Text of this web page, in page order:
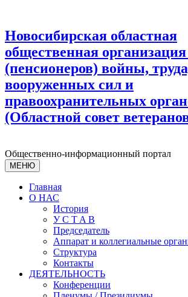
Новосибирская областная
общественная
(пенсионеров) войны,
вооруженных сил и
правоохранительных
(Областной совет
Общественно-информационный портал
МЕНЮ
Главная
О НАС
История
У С T A B
Председатель
Аппарат и коллегиальные
Структура
Контакты
ДЕЯТЕЛЬНОСТЬ
Конференции